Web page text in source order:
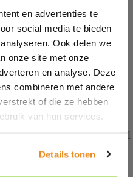
en advertenties te
social media te bieden
Ook delen we
onze site met onze
en analyse. Deze
combineren met andere
of die ze hebben
van hun services.
Details tonen
een bezoek aan de
bewonder de
of neem een kijkje bij de
uw fietsroute te starten.
kunt u gemakkelijk uw
Daarnaast is het mogelijk
wacht u nog op? Boek snel
in Volendam en haar